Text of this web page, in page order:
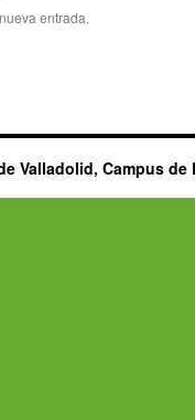
entrada.
Valladolid, Campus de